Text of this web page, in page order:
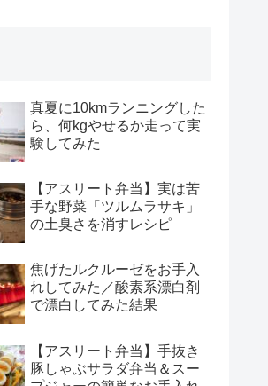
真夏に10kmランニングした
ら、何kgやせるか走って実
験してみた
【アスリート弁当】実は苦
手な野菜「ツルムラサキ」
の土臭さを消すレシピ
焦げたルクルーゼをお手入
れしてみた／酸素系漂白剤
で漂白してみた結果
【アスリート弁当】手抜き
豚しゃぶサラダ弁当＆スー